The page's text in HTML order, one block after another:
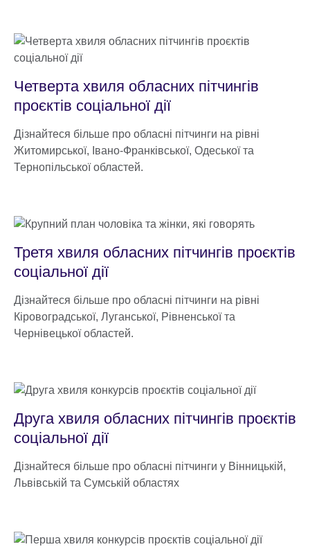
Четверта хвиля обласних пітчингів
проєктів соціальної дії
Дізнайтеся більше про обласні пітчинги на рівні
Житомирської, Івано-Франківської, Одеської та
Тернопільської областей.
Третя хвиля обласних пітчингів проєктів
соціальної дії
Дізнайтеся більше про обласні пітчинги на рівні
Кіровоградcької, Луганської, Рівненської та
Чернівецької областей.
Друга хвиля обласних пітчингів проєктів
соціальної дії
Дізнайтеся більше про обласні пітчинги у Вінницькій,
Львівській та Сумській областях